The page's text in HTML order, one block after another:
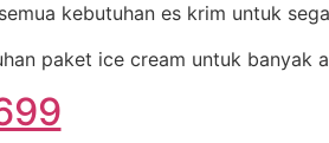
kebutuhan es krim untuk
paket ice cream untuk banyak